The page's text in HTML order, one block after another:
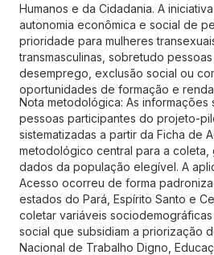
Humanos e da Cidadania. A
autonomia econômica e social de
prioridade para mulheres
transmasculinas, sobretudo
desemprego, exclusão social ou
oportunidades de formação e
Nota metodológica: As
pessoas participantes do projeto-
sistematizadas a partir da Ficha de
metodológico central para a coleta,
dados da população elegível. A
Acesso ocorreu de forma
estados do Pará, Espírito Santo e
coletar variáveis
social que subsidiam a priorização
Nacional de Trabalho Digno,